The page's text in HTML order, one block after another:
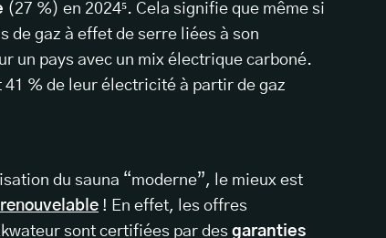
(27 %) en 2024⁵. Cela signifie que même si
de gaz à effet de serre liées à son
un pays avec un mix électrique carboné.
41 % de leur électricité à partir de gaz
du sauna “moderne”, le mieux est
! En effet, les offres
sont certifiées par des garanties